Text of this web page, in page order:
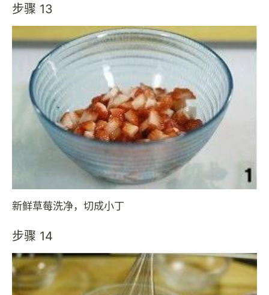
步骤 13
新鲜草莓洗净，切成小丁
步骤 14